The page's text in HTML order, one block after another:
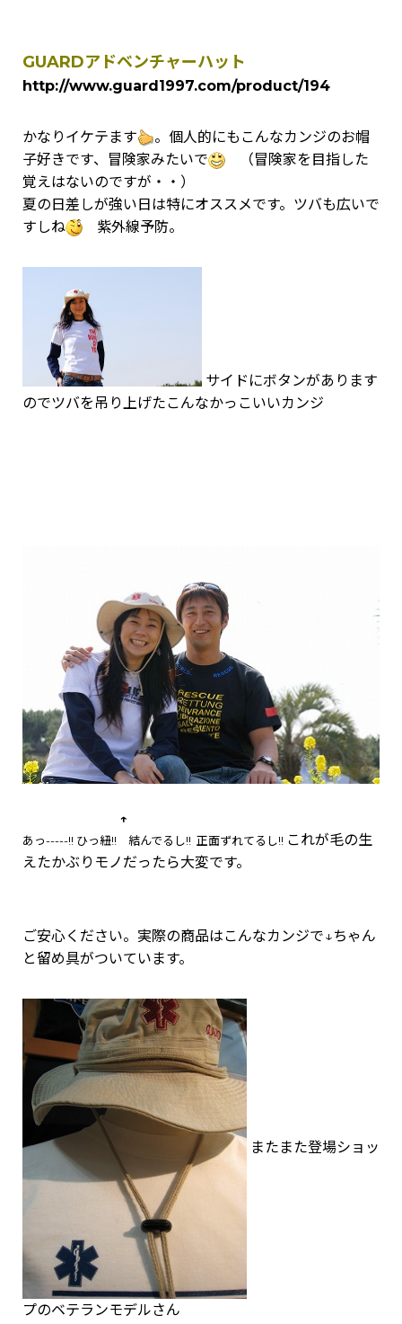
GUARDアドベンチャーハット
http://www.guard1997.com/product/194
かなりイケテます
。個人的にもこんなカンジのお帽
子好きです、冒険家みたいで
（冒険家を目指した
覚えはないのですが・・）
夏の日差しが強い日は特にオススメです。ツバも広いで
すしね
紫外線予防。
サイドにボタンがあります
のでツバを吊り上げたこんなかっこいいカンジ
↑
あっ-----!! ひっ紐!! 結んでるし!! 正面ずれてるし!! これが毛の生
えたかぶりモノだったら大変です。
ご安心ください。実際の商品はこんなカンジで↓ちゃん
と留め具がついています。
またまた登場ショッ
プのベテランモデルさん